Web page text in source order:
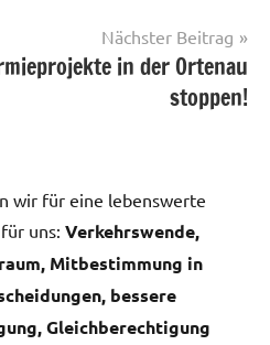
Nächster Beitrag
in der Ortenau
stoppen!
wir für eine lebenswerte
uns: Verkehrswende,
Mitbestimmung in
bessere
Gleichberechtigung